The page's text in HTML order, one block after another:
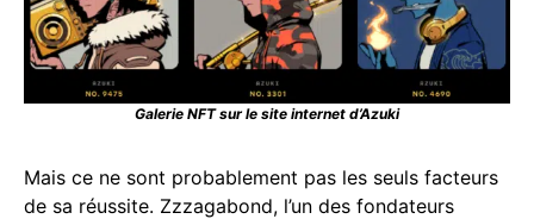
Galerie NFT sur le site internet d’Azuki
Mais ce ne sont probablement pas les seuls facteurs
de sa réussite. Zzzagabond, l’un des fondateurs